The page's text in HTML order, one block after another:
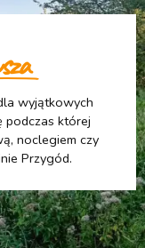
wyjątkowych
podczas której
noclegiem czy
Przygód.
Angażujemy
których
lasy czy
Szlaku.